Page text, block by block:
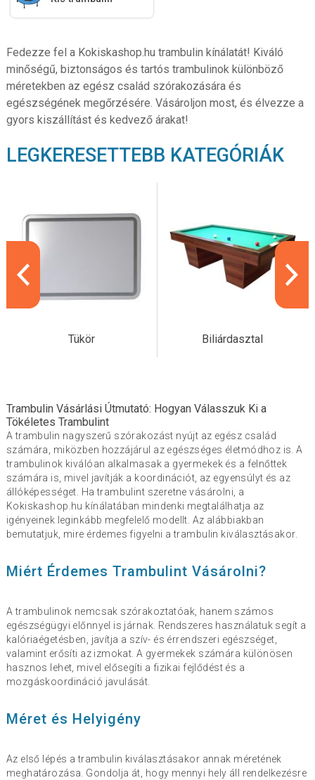
Fedezze fel a Kokiskashop.hu trambulin kínálatát! Kiváló
minőségű, biztonságos és tartós trambulinok különböző
méretekben az egész család szórakozására és
egészségének megőrzésére. Vásároljon most, és élvezze a
gyors kiszállítást és kedvező árakat!
LEGKERESETTEBB KATEGÓRIÁK
Tükör Biliárdasztal
Trambulin Vásárlási Útmutató: Hogyan Válasszuk Ki a
Tökéletes Trambulint
A trambulin nagyszerű szórakozást nyújt az egész család
számára, miközben hozzájárul az egészséges életmódhoz is. A
trambulinok kiválóan alkalmasak a gyermekek és a felnőttek
számára is, mivel javítják a koordinációt, az egyensúlyt és az
állóképességet. Ha trambulint szeretne vásárolni, a
Kokiskashop.hu kínálatában mindenki megtalálhatja az
igényeinek leginkább megfelelő modellt. Az alábbiakban
bemutatjuk, mire érdemes figyelni a trambulin kiválasztásakor.
Miért Érdemes Trambulint Vásárolni?
A trambulinok nemcsak szórakoztatóak, hanem számos
egészségügyi előnnyel is járnak. Rendszeres használatuk segít a
kalóriaégetésben, javítja a szív- és érrendszeri egészséget,
valamint erősíti az izmokat. A gyermekek számára különösen
hasznos lehet, mivel elősegíti a fizikai fejlődést és a
mozgáskoordináció javulását.
Méret és Helyigény
Az első lépés a trambulin kiválasztásakor annak méretének
meghatározása. Gondolja át, hogy mennyi hely áll rendelkezésre